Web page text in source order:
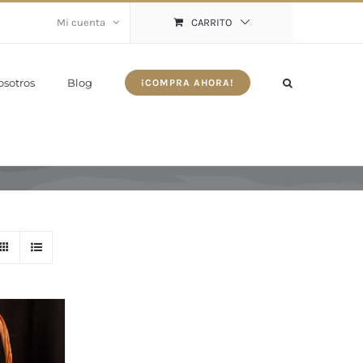
Mi cuenta CARRITO
Blog ¡COMPRA AHORA!